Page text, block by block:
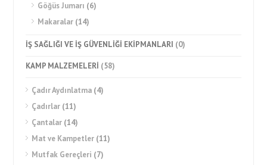
Göğüs Jumarı (6)
Makaralar (14)
İŞ SAĞLIĞI VE İŞ GÜVENLİĞİ EKİPMANLARI (0)
KAMP MALZEMELERİ (58)
Çadır Aydınlatma (4)
Çadırlar (11)
Çantalar (14)
Mat ve Kampetler (11)
Mutfak Gereçleri (7)